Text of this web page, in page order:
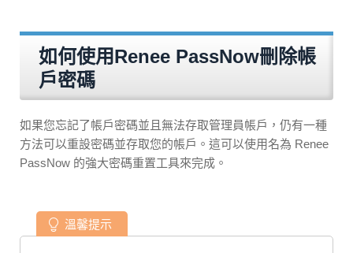
如何使用Renee PassNow刪除帳
戶密碼
如果您忘記了帳戶密碼並且無法存取管理員帳戶，仍有一種
方法可以重設密碼並存取您的帳戶。這可以使用名為 Renee
PassNow 的強大密碼重置工具來完成。
溫馨提示